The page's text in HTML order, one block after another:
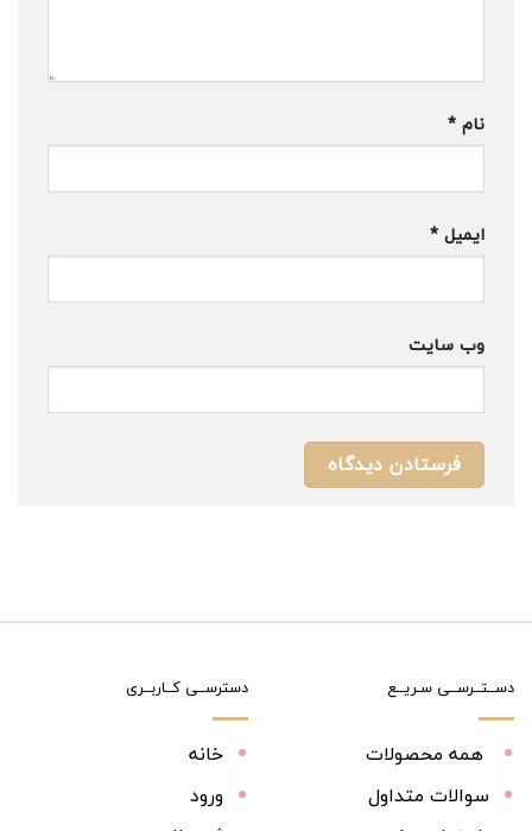
نام *
ایمیل *
وب‌ سایت
دســتــرســی سـریــع
همه محصولات
سوالات متداول
دسترســی کــاربــری
خانه
ورود